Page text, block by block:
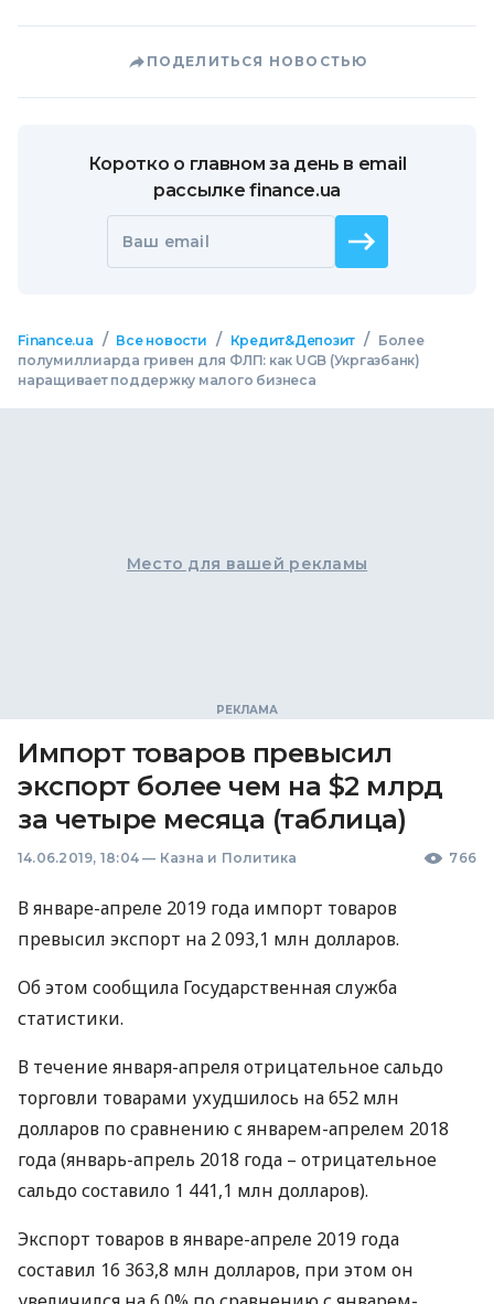
ПОДЕЛИТЬСЯ НОВОСТЬЮ
Коротко о главном за день в email
рассылке finance.ua
Ваш email
Finance.ua / Все новости / Кредит&Депозит /
Более
полумиллиарда гривен для ФЛП: как UGB (Укргазбанк)
наращивает поддержку малого бизнеса
Место для вашей рекламы
Импорт товаров превысил
экспорт более чем на $2 млрд
за четыре месяца (таблица)
14.06.2019, 18:04 — Казна и Политика 766
В январе-апреле 2019 года импорт товаров
превысил экспорт на 2 093,1 млн долларов.
Об этом сообщила Государственная служба
статистики.
В течение января-апреля отрицательное сальдо
торговли товарами ухудшилось на 652 млн
долларов по сравнению с январем-апрелем 2018
года (январь-апрель 2018 года – отрицательное
сальдо составило 1 441,1 млн долларов).
Экспорт товаров в январе-апреле 2019 года
составил 16 363,8 млн долларов, при этом он